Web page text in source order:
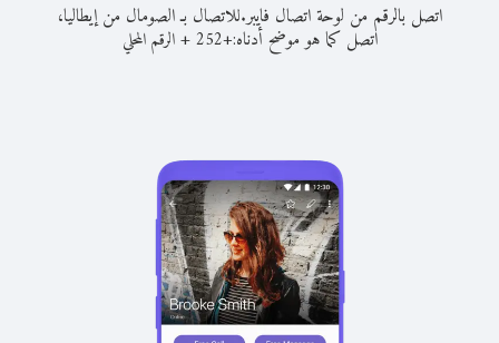
اتصل بالرقم من لوحة اتصال فايبر.للاتصال بـ الصومال من إيطاليا،
اتصل كما هو موضح أدناه:+
252
+الرقم المحلي